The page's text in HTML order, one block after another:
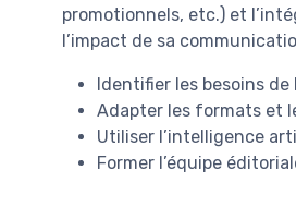
promotionnels, etc.) et
l’impact de sa
Identifier les besoins de
Adapter les formats et
Utiliser l’intelligence
Former l’équipe